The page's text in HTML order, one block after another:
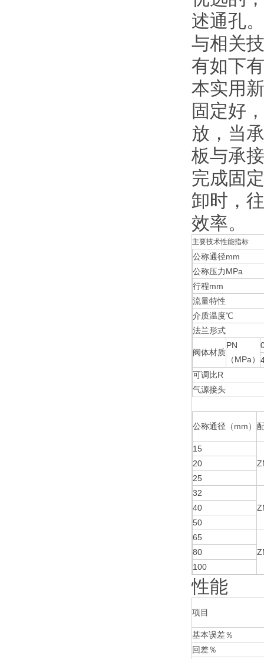
述通孔。
与相关
有如下
本实用
固定好
放，当
板与承
完成固
卸时，
效率。
主要技术性能指标
公称通径mm
公称压力MPa
行程mm
流量特性
介质温度℃
法兰形式
阀体材质
PN
（MPa）
可调比R
气源接头
公称通径（mm）
15
20
25
32
40
50
65
80
100
性能
项目
基本误差％
回差％